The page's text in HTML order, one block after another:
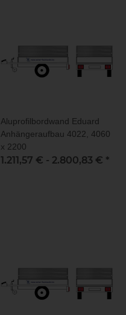
Aluprofilbordwand Eduard
Anhängeraufbau 4022, 4060
x 2200
1.211,57 € - 2.800,83 € *